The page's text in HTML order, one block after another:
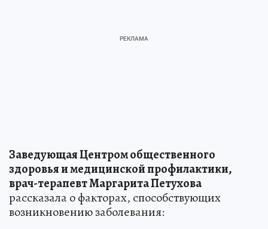
Заведующая Центром общественного
здоровья и медицинской профилактики,
врач-терапевт Маргарита Петухова
рассказала о факторах, способствующих
возникновению заболевания: